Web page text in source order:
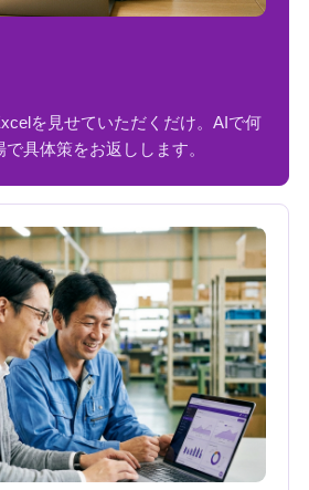
を見せていただくだけ。AIで何
具体策をお返しします。